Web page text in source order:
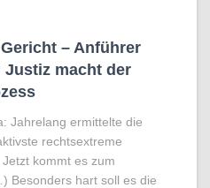
– Anführer
Justiz macht der
Jahrelang ermittelte die
rechtsextreme
kommt es zum
Besonders hart soll es die